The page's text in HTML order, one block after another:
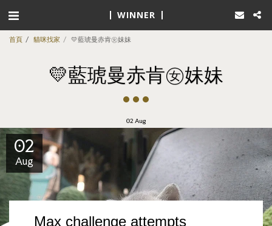
WINNER
首頁 貓咪找家 💛藍琥曼赤肯㊛妹妹
💛藍琥曼赤肯㊛妹妹
02 Aug
02
Aug